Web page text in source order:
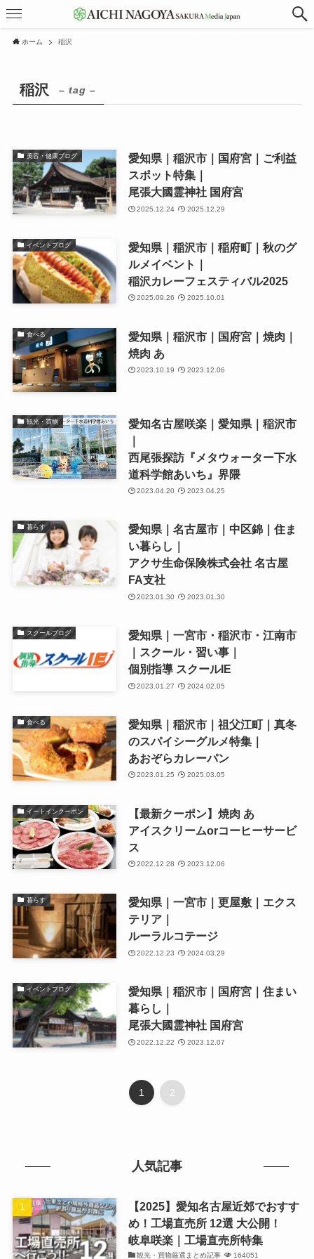
ホーム 稲沢
稲沢 – tag –
美容・健康ブログ
愛知県｜稲沢市｜国府宮｜ご利益
スポット特集｜
尾張大國霊神社 国府宮
2025.12.24 2025.12.29
イベントブログ
愛知県｜稲沢市｜稲府町｜秋のグ
ルメイベント｜
稲沢カレーフェスティバル2025
2025.09.26 2025.10.01
食べる
愛知県｜稲沢市｜国府宮｜焼肉｜
焼肉 あ
2023.10.19 2023.12.06
観光・買物
愛知名古屋咲楽｜愛知県｜稲沢市
｜
西尾張探訪『メタウォーター下水
道科学館あいち』界隈
2023.04.20 2023.04.25
暮らす
愛知県｜名古屋市｜中区錦｜住ま
い暮らし｜
アクサ生命保険株式会社 名古屋
FA支社
2023.01.30 2023.01.30
スクールブログ
愛知県｜一宮市・稲沢市・江南市
｜スクール・習い事｜
個別指導 スクールIE
2023.01.27 2024.02.05
食べる
愛知県｜稲沢市｜祖父江町｜真冬
のスパイシーグルメ特集｜
あおぞらカレーパン
2023.01.25 2025.03.05
イートインクーポン
【最新クーポン】焼肉 あ
アイスクリームorコーヒーサービ
ス
2022.12.28 2023.12.06
暮らす
愛知県｜一宮市｜更屋敷｜エクス
テリア｜
ルーラルコテージ
2022.12.23 2024.03.29
イベントブログ
愛知県｜稲沢市｜国府宮｜住まい
暮らし｜
尾張大國霊神社 国府宮
2022.12.22 2023.12.07
1 2
人気記事
【2025】愛知名古屋近郊でおすす
め！工場直売所 12選 大公開！
岐阜咲楽｜工場直売所特集
観光・買物厳選まとめ記事 164051